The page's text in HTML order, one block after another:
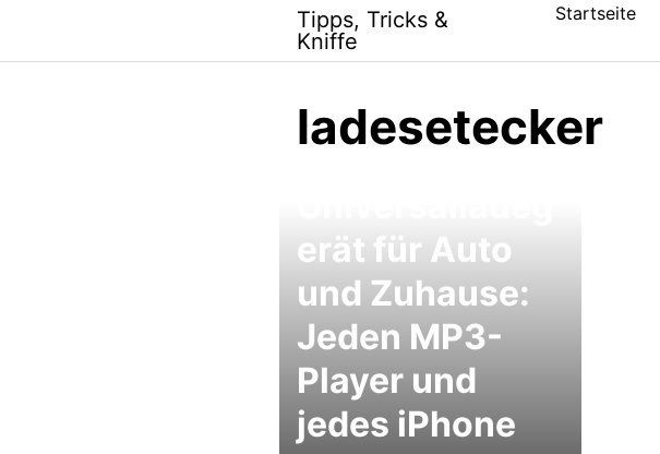
content
Tipps, Tricks &
Kniffe
Startseite
ladesetecker
erät für Auto
und Zuhause:
Jeden MP3-
Player und
jedes iPhone